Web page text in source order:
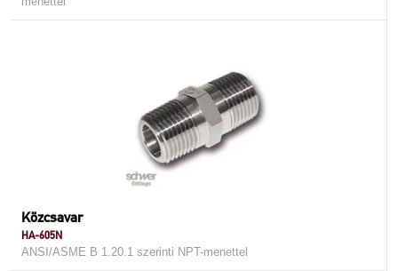
Közcsavar
HA-605N
ANSI/ASME B 1.20.1 szerinti NPT-menettel